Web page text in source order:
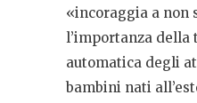
«incoraggia a non
l’importanza della
automatica degli
bambini nati